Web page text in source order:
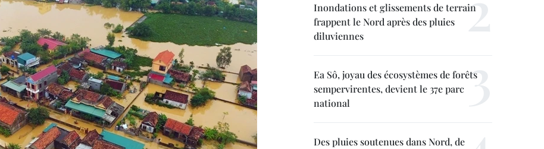
Inondations et glissements de terrain
frappent le Nord après des pluies
diluviennes
Ea Sô, joyau des écosystèmes de forêts
sempervirentes, devient le 37e parc
national
Des pluies soutenues dans Nord, de